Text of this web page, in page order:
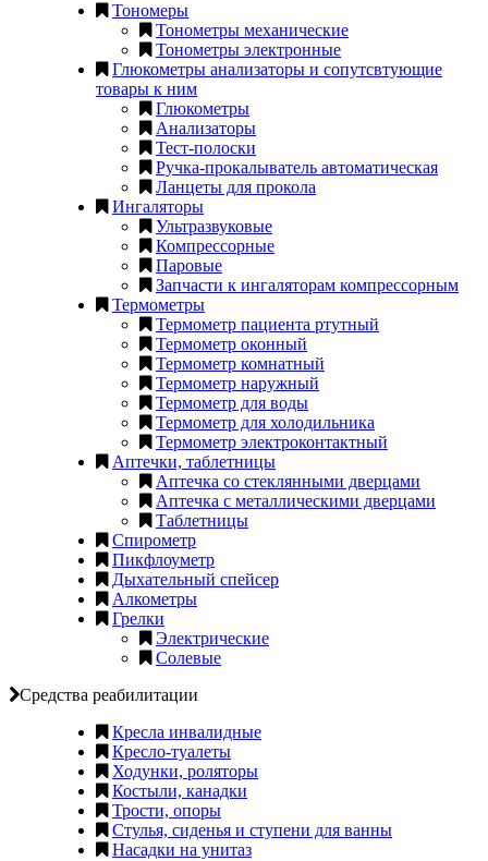
Тономеры
Тонометры механические
Тонометры электронные
Глюкометры анализаторы и сопутсвтующие
товары к ним
Глюкометры
Анализаторы
Тест-полоски
Ручка-прокалыватель автоматическая
Ланцеты для прокола
Ингаляторы
Ультразвуковые
Компрессорные
Паровые
Запчасти к ингаляторам компрессорным
Термометры
Термометр пациента ртутный
Термометр оконный
Термометр комнатный
Термометр наружный
Термометр для воды
Термометр для холодильника
Термометр электроконтактный
Аптечки, таблетницы
Аптечка со стеклянными дверцами
Аптечка с металлическими дверцами
Таблетницы
Спирометр
Пикфлоуметр
Дыхательный спейсер
Алкометры
Грелки
Электрические
Солевые
Средства реабилитации
Кресла инвалидные
Кресло-туалеты
Ходунки, роляторы
Костыли, канадки
Трости, опоры
Стулья, сиденья и ступени для ванны
Насадки на унитаз